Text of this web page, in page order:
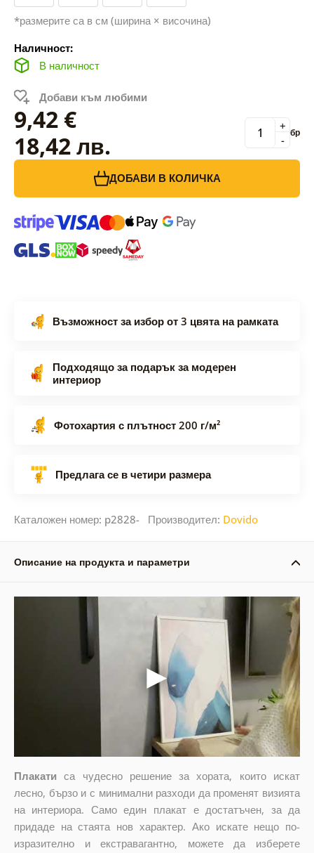
*размерите са в см (ширина × височина)
Наличност:
В наличност
Добави към любими
9,42 €
18,42 лв.
-
+ бр
ДОБАВИ В КОЛИЧКА
Възможност за избор от 3 цвята на рамката
Подходящо за подарък за модерен
интериор
Фотохартия с плътност 200 г/м²
Предлага се в четири размера
Каталожен номер: p2828- Производител: Dovido
Описание на продукта и параметри
Плакати са чудесно решение за хората, които искат
лесно, бързо и с минимални разходи да променят визията
на интериора. Само един плакат е достатъчен, за да
придаде на стаята нов характер. Ако искате нещо по-
изразително и екстравагантно, можете да изберете